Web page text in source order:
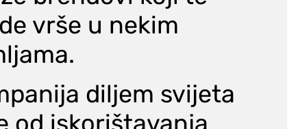
vrše u nekim
diljem svijeta